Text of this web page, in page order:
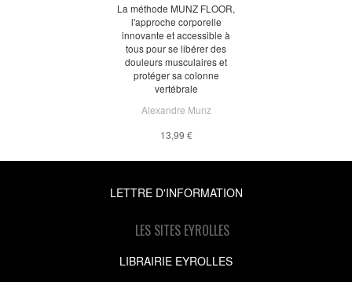
La méthode MUNZ FLOOR,
l'approche corporelle
innovante et accessible à
tous pour se libérer des
douleurs musculaires et
protéger sa colonne
vertébrale
Alexandre Munz
13,99 €
LETTRE D'INFORMATION
LES SITES EYROLLES
LIBRAIRIE EYROLLES